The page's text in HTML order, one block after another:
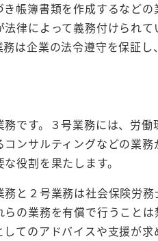
帳簿書類を作成するなど
律によって義務付けられ
は企業の法令遵守を保証し
です。３号業務には、労
ンサルティングなどの業
役割を果たします。
と２号業務は社会保険労
の業務を有償で行うこと
てのアドバイスや支援が